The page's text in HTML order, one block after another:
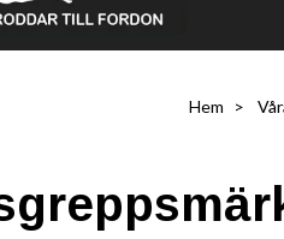
Hem